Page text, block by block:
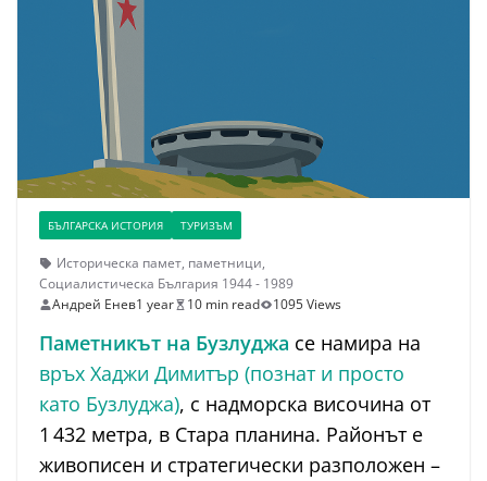
БЪЛГАРСКА ИСТОРИЯ ТУРИЗЪМ
Историческа памет, паметници,
Социалистическа България 1944 - 1989
Андрей Енев1 year 10 min read 1095 Views
Паметникът на Бузлуджа се намира на
връх Хаджи Димитър (познат и просто
като Бузлуджа), с надморска височина от
1 432 метра, в Стара планина. Районът е
живописен и стратегически разположен –